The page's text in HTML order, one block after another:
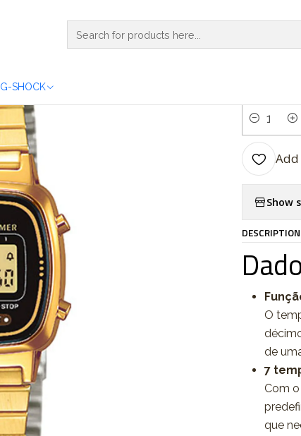
G-SHOCK
Quantity
Show
DESCRIPTION
O
de
7
Com
que